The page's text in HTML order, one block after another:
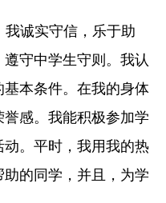
诚实守信，乐于助
守中学生守则。我认
本条件。在我的身体
感。我能积极参加学
。平时，我用我的热
的同学，并且，为学